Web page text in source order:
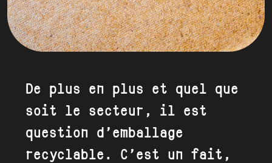
De plus en plus et quel que
soit le secteur, il est
question d’emballage
recyclable. C’est un fait,